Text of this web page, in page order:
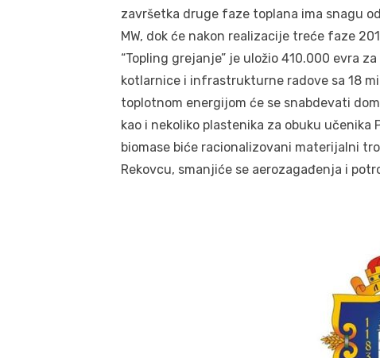
završetka druge faze toplana ima snagu
MW, dok će nakon realizacije treće faze
“Topling grejanje” je uložio 410.000 evra
kotlarnice i infrastrukturne radove sa 18
toplotnom energijom će se snabdevati
kao i nekoliko plastenika za obuku
biomase biće racionalizovani materijalni
Rekovcu, smanjiće se aerozagađenja i